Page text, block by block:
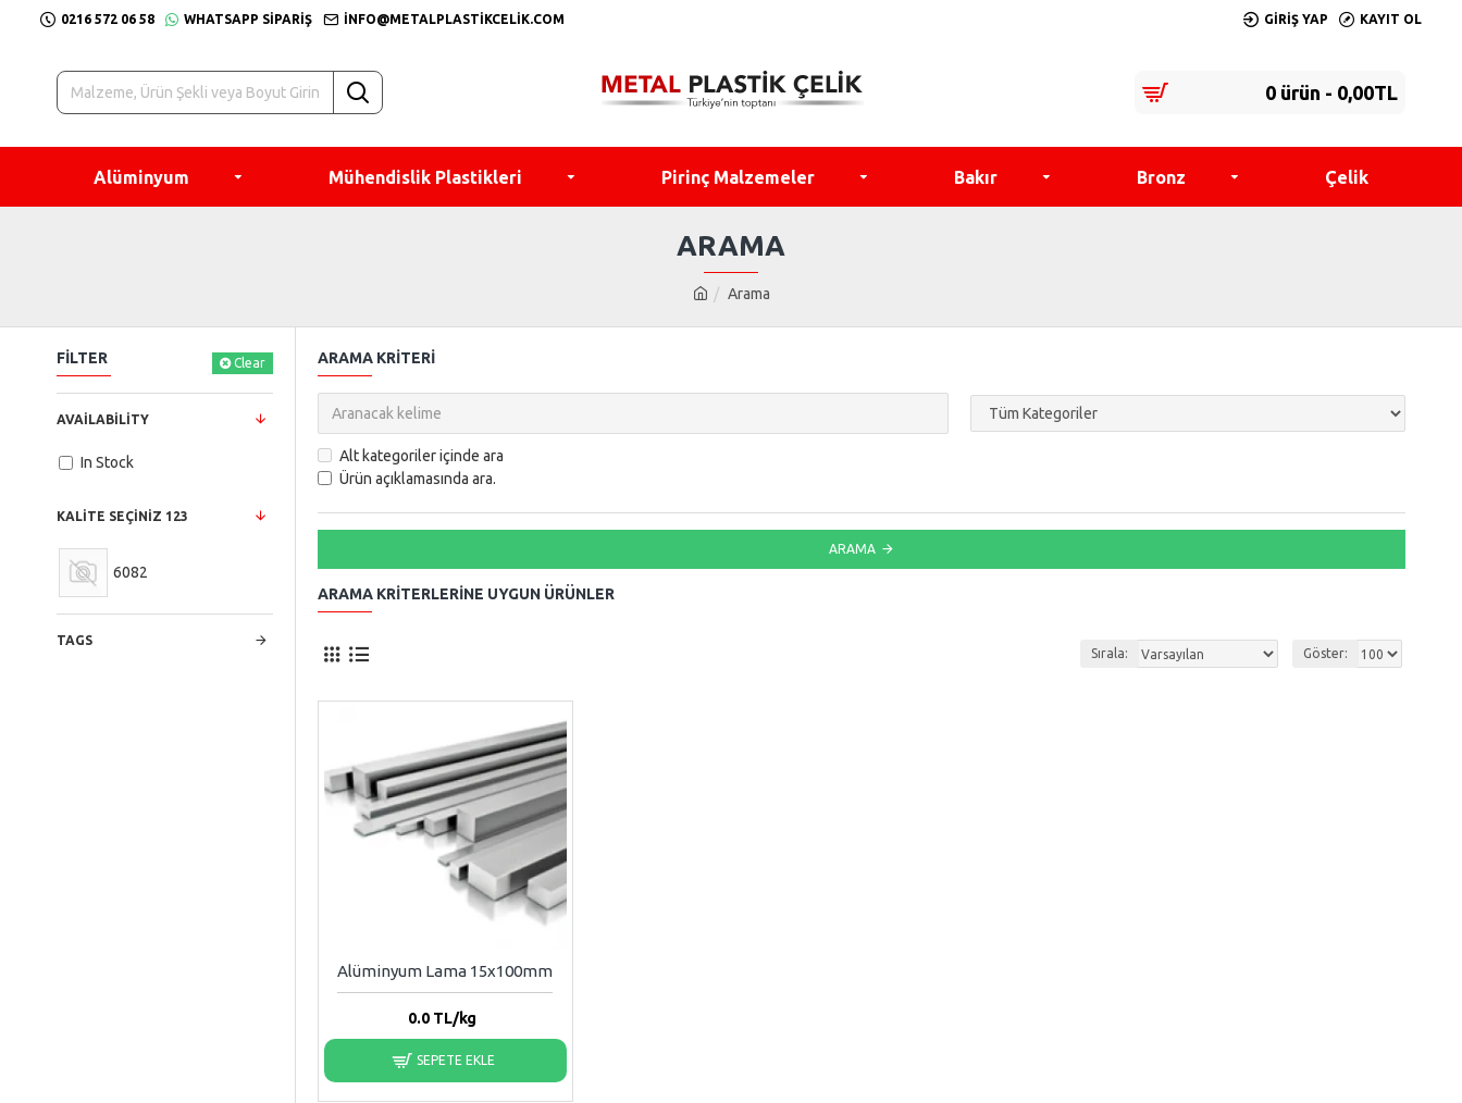
0216 572 06 58 WHATSAPP SIPARIŞ INFO@METALPLASTIKCELIK.COM GIRIŞ YAP KAYIT OL
0 ürün - 0,00TL
Alüminyum Mühendislik Plastikleri Pirinç Malzemeler Bakır Bronz Çelik
Arama
ARAMA
FILTER Clear
KALITE SEÇINIZ 123
6082
TAGS
AVAILABILITY
In Stock
ARAMA KRITERI
Alt kategoriler içinde ara
Ürün açıklamasında ara.
ARAMA
ARAMA KRITERLERINE UYGUN ÜRÜNLER
Sırala: Göster:
Alüminyum Lama 15x100mm
0.0 TL/kg
SEPETE EKLE